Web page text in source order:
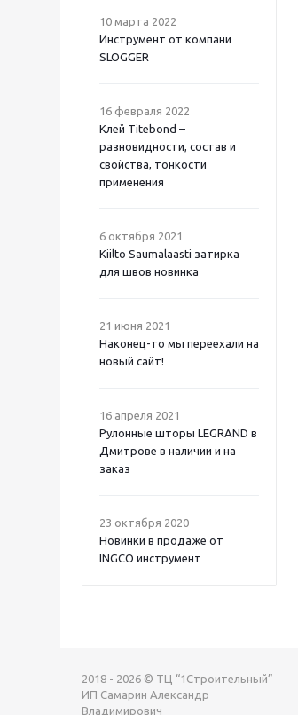
10 марта 2022
Инструмент от компани
SLOGGER
16 февраля 2022
Клей Titebond –
разновидности, состав и
свойства, тонкости
применения
6 октября 2021
Kiilto Saumalaasti затирка
для швов новинка
21 июня 2021
Наконец-то мы переехали на
новый сайт!
16 апреля 2021
Рулонные шторы LEGRAND в
Дмитрове в наличии и на
заказ
23 октября 2020
Новинки в продаже от
INGCO инструмент
2018 - 2026 © ТЦ “1Строительный”
ИП Самарин Александр
Владимирович